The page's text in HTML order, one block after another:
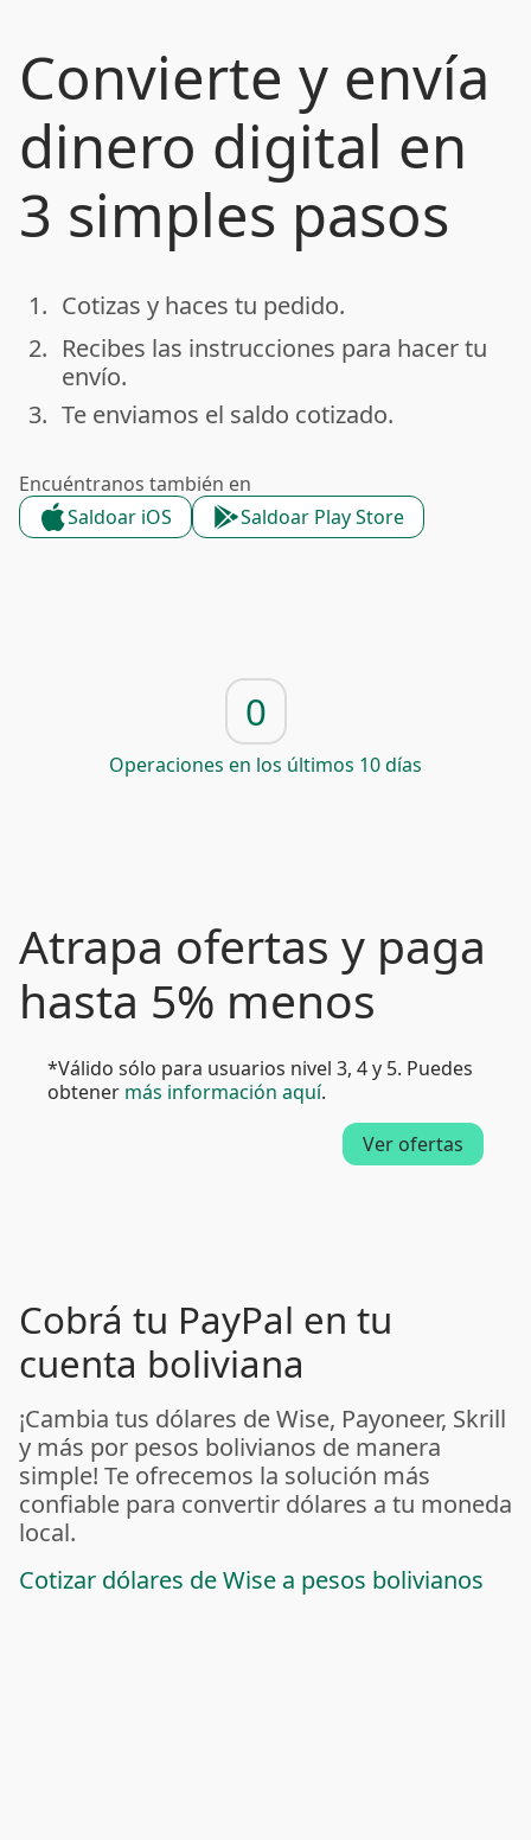
Convierte y envía
dinero digital en
3 simples pasos
done
1. Cotizas y haces tu pedido.
done
2. Recibes las instrucciones para hacer tu
envío.
done
3. Te enviamos el saldo cotizado.
Encuéntranos también en
Saldoar iOS
Saldoar Play Store
0
Operaciones en los últimos 10 días
Atrapa ofertas y paga
hasta 5% menos
*Válido sólo para usuarios nivel 3, 4 y 5. Puedes
obtener más información aquí.
Ver ofertas
Cobrá tu PayPal en tu
cuenta boliviana
¡Cambia tus dólares de Wise, Payoneer, Skrill
y más por pesos bolivianos de manera
simple! Te ofrecemos la solución más
confiable para convertir dólares a tu moneda
local.
Cotizar dólares de Wise a pesos bolivianos